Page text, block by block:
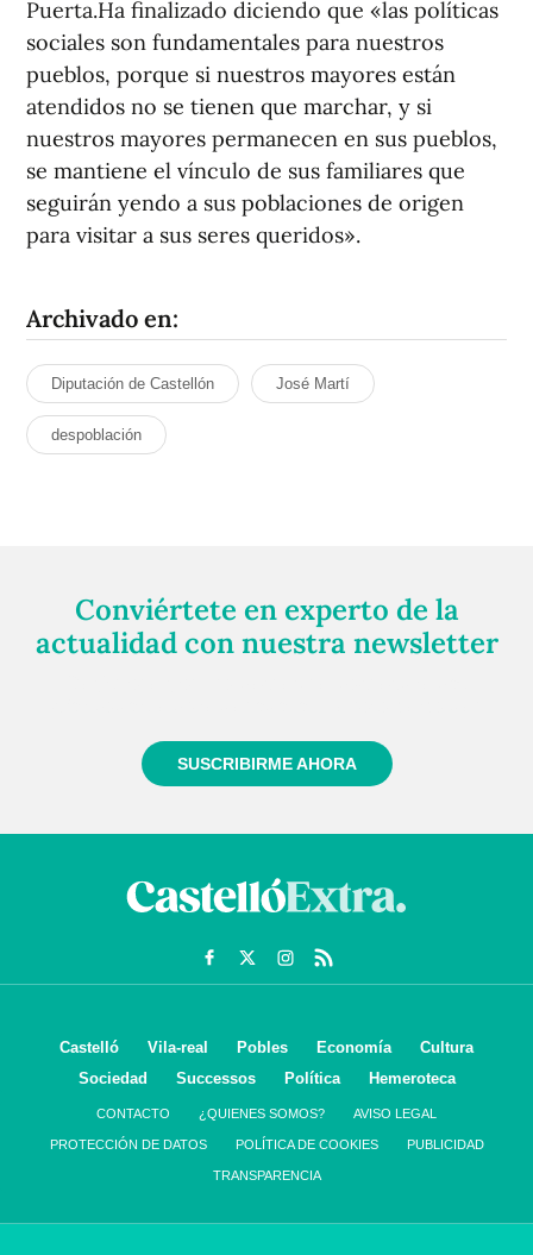
Puerta.Ha finalizado diciendo que «las políticas
sociales son fundamentales para nuestros
pueblos, porque si nuestros mayores están
atendidos no se tienen que marchar, y si
nuestros mayores permanecen en sus pueblos,
se mantiene el vínculo de sus familiares que
seguirán yendo a sus poblaciones de origen
para visitar a sus seres queridos».
Archivado en:
Diputación de Castellón José Martí
despoblación
Conviértete en experto de la
actualidad con nuestra newsletter
SUSCRIBIRME AHORA
Castelló Vila-real Pobles Economía
Cultura
Sociedad
Successos Política Hemeroteca
CONTACTO ¿QUIENES SOMOS? AVISO LEGAL
PROTECCIÓN DE DATOS POLÍTICA DE COOKIES PUBLICIDAD
TRANSPARENCIA